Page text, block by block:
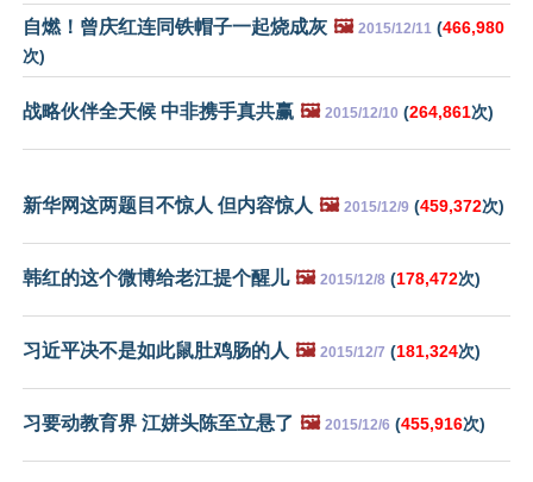
自燃！曾庆红连同铁帽子一起烧成灰 🖼️ 2015/12/11 (466,980
次)
战略伙伴全天候 中非携手真共赢 🖼️ 2015/12/10 (264,861次)
新华网这两题目不惊人 但内容惊人 🖼️ 2015/12/9 (459,372次)
韩红的这个微博给老江提个醒儿 🖼️ 2015/12/8 (178,472次)
习近平决不是如此鼠肚鸡肠的人 🖼️ 2015/12/7 (181,324次)
习要动教育界 江姘头陈至立悬了 🖼️ 2015/12/6 (455,916次)